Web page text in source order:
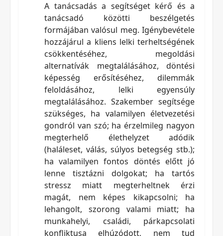
A tanácsadás a segítséget kérő és a
tanácsadó közötti beszélgetés
formájában valósul meg. Igénybevétele
hozzájárul a kliens lelki terheltségének
csökkentéséhez, megoldási
alternatívák megtalálásához, döntési
képesség erősítéséhez, dilemmák
feloldásához, lelki egyensúly
megtalálásához. Szakember segítsége
szükséges, ha valamilyen életvezetési
gondról van szó; ha érzelmileg nagyon
megterhelő élethelyzet adódik
(haláleset, válás, súlyos betegség stb.);
ha valamilyen fontos döntés előtt jó
lenne tisztázni dolgokat; ha tartós
stressz miatt megterheltnek érzi
magát, nem képes kikapcsolni; ha
lehangolt, szorong valami miatt; ha
munkahelyi, családi, párkapcsolati
konfliktusa elhúzódott, nem tud